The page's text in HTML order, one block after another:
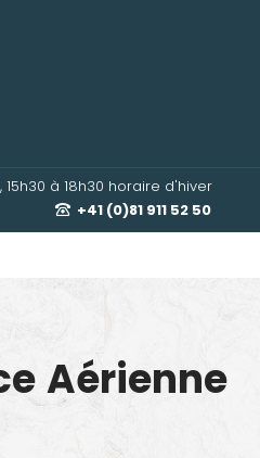
à 18h30 horaire d'hiver
+41 (0)81 911 52 50
Aérienne